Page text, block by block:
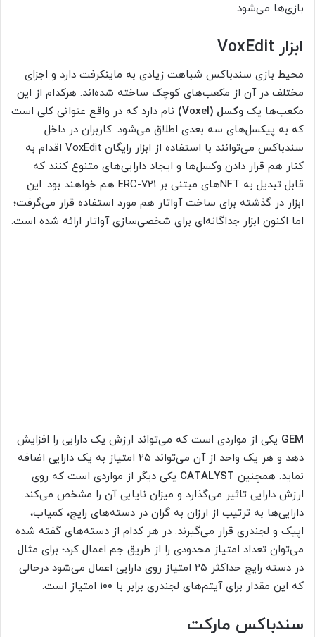
بازی‌ها می‌شود.
ابزار VoxEdit
محیط بازی سندباکس شباهت زیادی به ماینکرفت دارد و اجزای
مختلف در آن از مکعب‌های کوچک ساخته شده‌اند. هرکدام از این
مکعب‌ها یک وکسل (Voxel)
نام دارد که در واقع عنوانی کلی است
که به پیکسل‌های سه بعدی اطلاق می‌شود. کاربران در داخل
سندباکس می‌توانند با استفاده از ابزار رایگان VoxEdit اقدام به
کنار هم قرار دادن وکسل‌ها و ایجاد دارایی‌های متنوع کنند که
قابل تبدیل به NFTهای مبتنی بر ERC-721 هم خواهند بود. این
ابزار در گذشته برای ساخت آواتار هم مورد استفاده قرار می‌گرفت؛
اما اکنون ابزار جداگانه‌ای برای شخصی‌سازی آواتار ارائه شده است.
GEM یکی از مواردی است که می‌تواند ارزش یک دارایی را افزایش
دهد و هر یک واحد از آن می‌تواند ۲۵ امتیاز به یک دارایی اضافه
نماید. همچنین CATALYST یکی دیگر از مواردی است که روی
ارزش دارایی تاثیر می‌گذارد و میزان نایابی آن را مشخص می‌کند.
دارایی‌ها به ترتیب از ارزان به گران در دسته‌های رایج، کمیاب،
اپیک و لجندری قرار می‌گیرند. در هر کدام از دسته‌های گفته شده
می‌توان تعداد امتیاز محدودی را از طریق جم اعمال کرد؛ برای مثال
در دسته رایج حداکثر ۲۵ امتیاز روی دارایی اعمال می‌شود درحالی
که این مقدار برای آیتم‌های لجندری برابر با ۱۰۰ امتیاز است.
سندباکس مارکت